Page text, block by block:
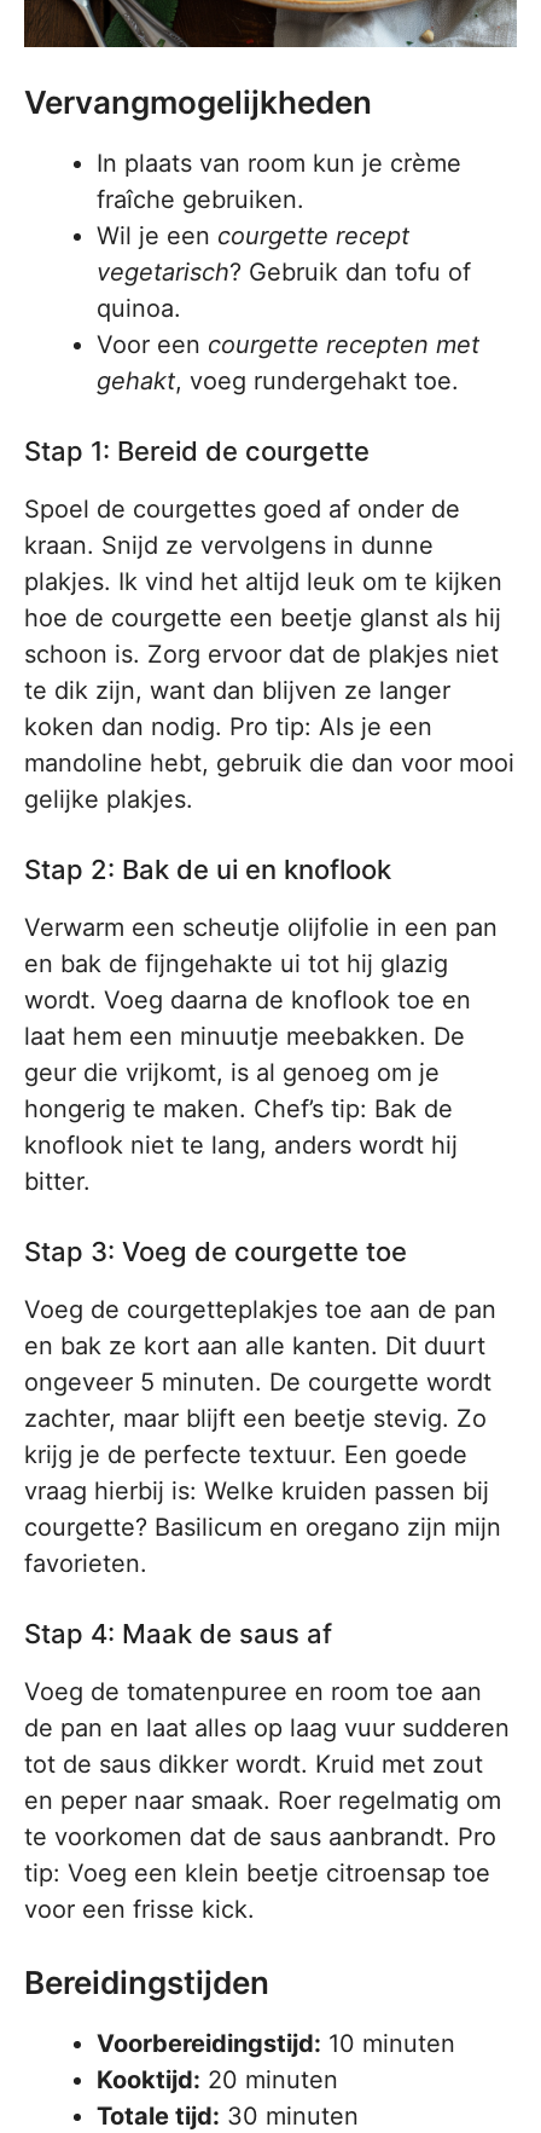
Vervangmogelijkheden
In plaats van room kun je crème
fraîche gebruiken.
Wil je een courgette recept
vegetarisch? Gebruik dan tofu of
quinoa.
Voor een courgette recepten met
gehakt, voeg rundergehakt toe.
Stap 1: Bereid de courgette
Spoel de courgettes goed af onder de
kraan. Snijd ze vervolgens in dunne
plakjes. Ik vind het altijd leuk om te kijken
hoe de courgette een beetje glanst als hij
schoon is. Zorg ervoor dat de plakjes niet
te dik zijn, want dan blijven ze langer
koken dan nodig. Pro tip: Als je een
mandoline hebt, gebruik die dan voor mooi
gelijke plakjes.
Stap 2: Bak de ui en knoflook
Verwarm een scheutje olijfolie in een pan
en bak de fijngehakte ui tot hij glazig
wordt. Voeg daarna de knoflook toe en
laat hem een minuutje meebakken. De
geur die vrijkomt, is al genoeg om je
hongerig te maken. Chef’s tip: Bak de
knoflook niet te lang, anders wordt hij
bitter.
Stap 3: Voeg de courgette toe
Voeg de courgetteplakjes toe aan de pan
en bak ze kort aan alle kanten. Dit duurt
ongeveer 5 minuten. De courgette wordt
zachter, maar blijft een beetje stevig. Zo
krijg je de perfecte textuur. Een goede
vraag hierbij is: Welke kruiden passen bij
courgette? Basilicum en oregano zijn mijn
favorieten.
Stap 4: Maak de saus af
Voeg de tomatenpuree en room toe aan
de pan en laat alles op laag vuur sudderen
tot de saus dikker wordt. Kruid met zout
en peper naar smaak. Roer regelmatig om
te voorkomen dat de saus aanbrandt. Pro
tip: Voeg een klein beetje citroensap toe
voor een frisse kick.
Bereidingstijden
Voorbereidingstijd: 10 minuten
Kooktijd: 20 minuten
Totale tijd: 30 minuten